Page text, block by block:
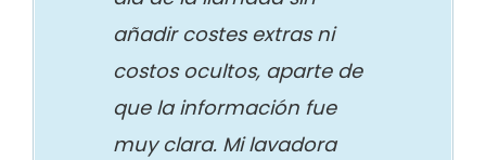
añadir costes extras ni
costos ocultos, aparte de
que la información fue
muy clara. Mi lavadora